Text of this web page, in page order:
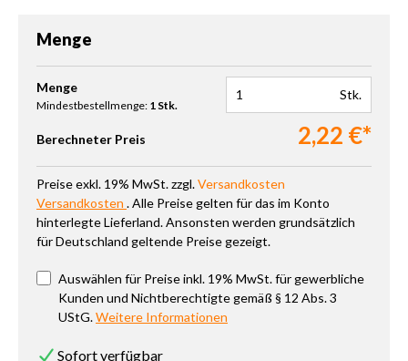
Menge
Produkt Anzahl: Gib den gewünschten Wert ein oder benutze
Menge
Mindestbestellmenge: 1 Stk.
Stk.
Berechneter Preis 2,22 €*
Preise exkl. 19% MwSt. zzgl.Versandkosten
Versandkosten . Alle Preise gelten für das im Konto
hinterlegte Lieferland. Ansonsten werden grundsätzlich
für Deutschland geltende Preise gezeigt.
Auswählen für Preise inkl. 19% MwSt. für gewerbliche
Kunden und Nichtberechtigte gemäß § 12 Abs. 3
UStG.Weitere Informationen
Sofort verfügbar